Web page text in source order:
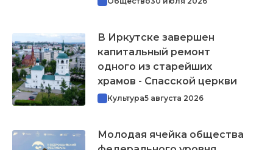
В Иркутске завершен
капитальный ремонт
одного из старейших
храмов - Спасской церкви
Культура5 августа 2026
Молодая ячейка общества